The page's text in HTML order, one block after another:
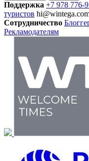
Поддержка +7 978 776-
туристов
Сотрудничество
Рекламодателям